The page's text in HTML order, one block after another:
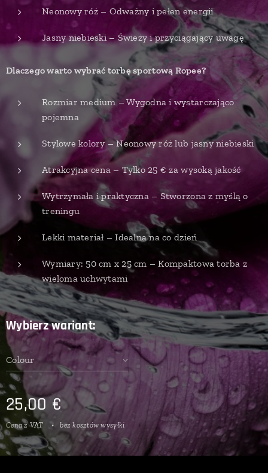
Neonowy róż – Odważny i pełen energii
Jasny niebieski – Świeży i przyciągający uwagę
Dlaczego warto wybrać torbę sportową Ropee?
Rozmiar medium – Wygodna i wystarczająco
pojemna
Stylowe kolory – Neonowy róż lub jasny niebieski
Atrakcyjna cena – Tylko 25 € za wysoką jakość
Wytrzymała i praktyczna – Stworzona z myślą o
treningu
Lekki materiał – Idealna na co dzień
Wymiary: 50 cm x 25 cm – Kompaktowa torba z
wieloma uchwytami
Wybierz wariant:
Colour
25,00€
Cena z VAT bez kosztów wysyłki